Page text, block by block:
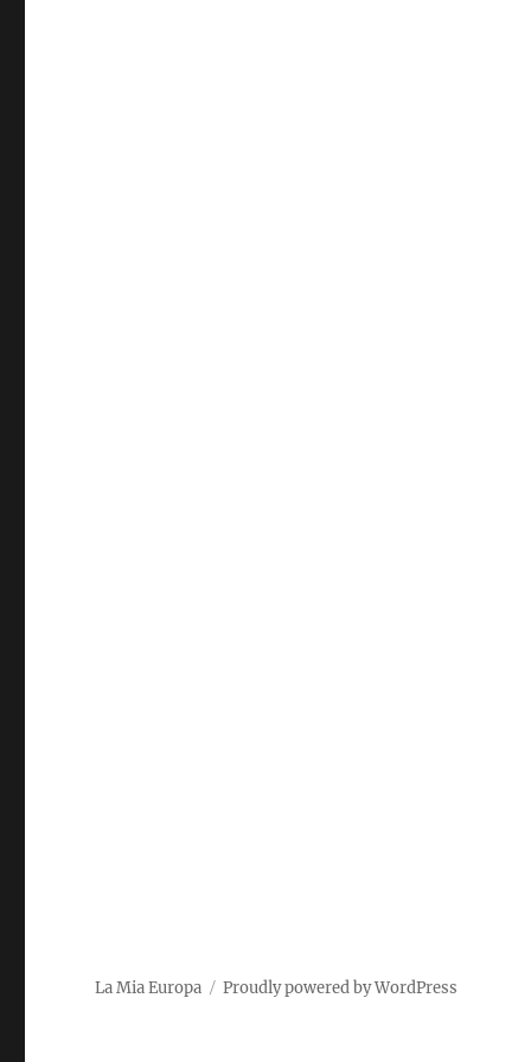
La Mia Europa Proudly powered by WordPress